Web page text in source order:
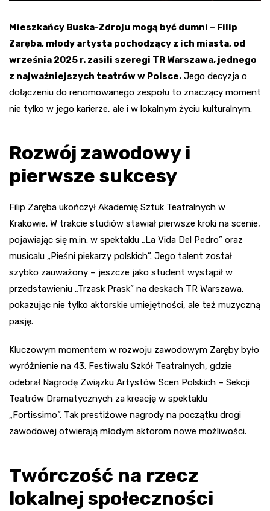
Mieszkańcy Buska-Zdroju mogą być dumni – Filip
Zaręba, młody artysta pochodzący z ich miasta, od
września 2025 r. zasili szeregi TR Warszawa, jednego
z najważniejszych teatrów w Polsce. Jego decyzja o
dołączeniu do renomowanego zespołu to znaczący moment
nie tylko w jego karierze, ale i w lokalnym życiu kulturalnym.
Rozwój zawodowy i
pierwsze sukcesy
Filip Zaręba ukończył Akademię Sztuk Teatralnych w
Krakowie. W trakcie studiów stawiał pierwsze kroki na scenie,
pojawiając się m.in. w spektaklu „La Vida Del Pedro” oraz
musicalu „Pieśni piekarzy polskich”. Jego talent został
szybko zauważony – jeszcze jako student wystąpił w
przedstawieniu „Trzask Prask” na deskach TR Warszawa,
pokazując nie tylko aktorskie umiejętności, ale też muzyczną
pasję.
Kluczowym momentem w rozwoju zawodowym Zaręby było
wyróżnienie na 43. Festiwalu Szkół Teatralnych, gdzie
odebrał Nagrodę Związku Artystów Scen Polskich – Sekcji
Teatrów Dramatycznych za kreację w spektaklu
„Fortissimo”. Tak prestiżowe nagrody na początku drogi
zawodowej otwierają młodym aktorom nowe możliwości.
Twórczość na rzecz
lokalnej społeczności